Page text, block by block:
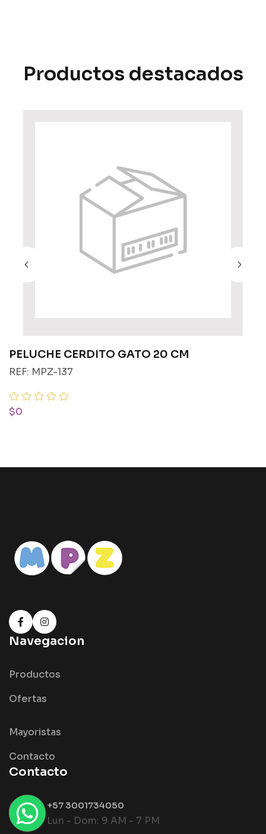
Productos destacados
PELUCHE CERDITO GATO 20 CM
REF: MPZ-137
$0
Navegacion
Productos
Ofertas
Mayoristas
Contacto
Contacto
+57 3001734050
Lun - Dom: 9 AM - 7 PM